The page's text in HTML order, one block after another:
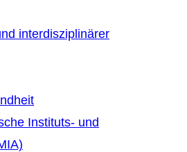
interdisziplinärer
Instituts- und